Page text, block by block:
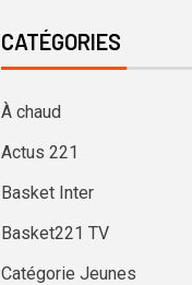
CATÉGORIES
À chaud
Actus 221
Basket Inter
Basket221 TV
Catégorie Jeunes